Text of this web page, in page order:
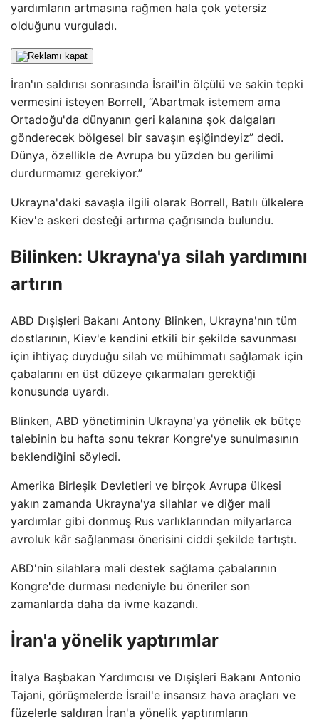
yardımların artmasına rağmen hala çok yetersiz
olduğunu vurguladı.
İran'ın saldırısı sonrasında İsrail'in ölçülü ve sakin tepki
vermesini isteyen Borrell, “Abartmak istemem ama
Ortadoğu'da dünyanın geri kalanına şok dalgaları
gönderecek bölgesel bir savaşın eşiğindeyiz” dedi.
Dünya, özellikle de Avrupa bu yüzden bu gerilimi
durdurmamız gerekiyor.”
Ukrayna'daki savaşla ilgili olarak Borrell, Batılı ülkelere
Kiev'e askeri desteği artırma çağrısında bulundu.
Bilinken: Ukrayna'ya silah yardımını
artırın
ABD Dışişleri Bakanı Antony Blinken, Ukrayna'nın tüm
dostlarının, Kiev'e kendini etkili bir şekilde savunması
için ihtiyaç duyduğu silah ve mühimmatı sağlamak için
çabalarını en üst düzeye çıkarmaları gerektiği
konusunda uyardı.
Blinken, ABD yönetiminin Ukrayna'ya yönelik ek bütçe
talebinin bu hafta sonu tekrar Kongre'ye sunulmasının
beklendiğini söyledi.
Amerika Birleşik Devletleri ve birçok Avrupa ülkesi
yakın zamanda Ukrayna'ya silahlar ve diğer mali
yardımlar gibi donmuş Rus varlıklarından milyarlarca
avroluk kâr sağlanması önerisini ciddi şekilde tartıştı.
ABD'nin silahlara mali destek sağlama çabalarının
Kongre'de durması nedeniyle bu öneriler son
zamanlarda daha da ivme kazandı.
İran'a yönelik yaptırımlar
İtalya Başbakan Yardımcısı ve Dışişleri Bakanı Antonio
Tajani, görüşmelerde İsrail'e insansız hava araçları ve
füzelerle saldıran İran'a yönelik yaptırımların